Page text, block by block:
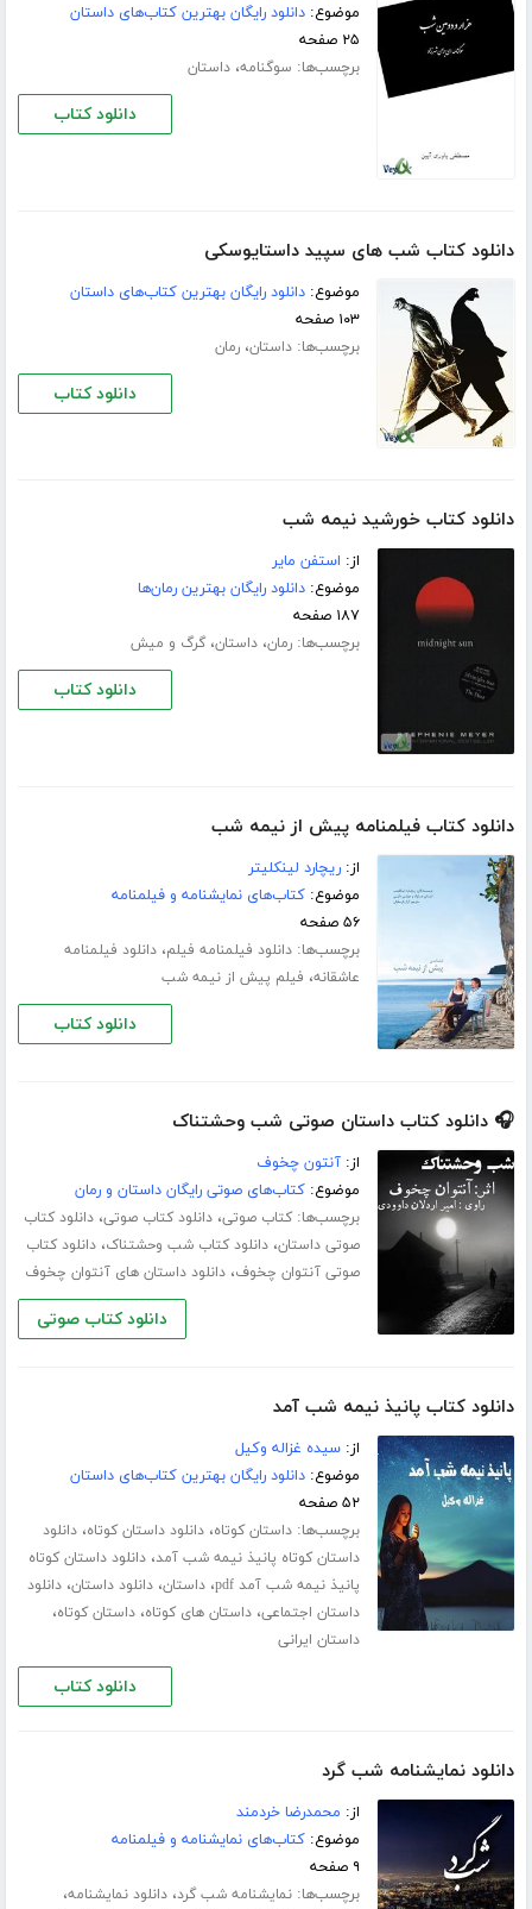
موضوع:دانلود رایگان بهترین کتاب‌های داستان
۲۵ صفحه
برچسب‌ها: سوگنامه،داستان
دانلود کتاب
دانلود کتاب شب های سپید داستایوسکی
موضوع:دانلود رایگان بهترین کتاب‌های داستان
۱۰۳ صفحه
برچسب‌ها:داستان،رمان
دانلود کتاب
دانلود کتاب خورشید نیمه شب
از: استفن مایر
موضوع:دانلود رایگان بهترین رمان‌ها
۱۸۷ صفحه
برچسب‌ها:رمان،داستان،گرگ و میش
دانلود کتاب
دانلود کتاب فیلمنامه پیش از نیمه شب
از:ریچارد لینکلیتر
موضوع:کتاب‌های نمایشنامه و فیلمنامه
۵۶ صفحه
برچسب‌ها:دانلود فیلمنامه فیلم،دانلود فیلمنامه
عاشقانه، فیلم پیش از نیمه شب
دانلود کتاب
🎧 دانلود کتاب داستان صوتی شب وحشتناک
از:آنتون چخوف
موضوع:کتاب‌های صوتی رایگان داستان و رمان
برچسب‌ها:کتاب صوتی،دانلود کتاب صوتی،دانلود کتاب
صوتی داستان،دانلود کتاب شب وحشتناک،دانلود کتاب
صوتی آنتوان چخوف،دانلود داستان های آنتوان چخوف
دانلود کتاب صوتی
دانلود کتاب پانیذ نیمه شب آمد
از:سیده غزاله وکیل
موضوع:دانلود رایگان بهترین کتاب‌های داستان
۵۲ صفحه
برچسب‌ها:داستان کوتاه،دانلود داستان کوتاه،دانلود
داستان کوتاه پانیذ نیمه شب آمد،دانلود داستان کوتاه
پانیذ نیمه شب آمد pdf
،داستان،دانلود داستان،دانلود
داستان اجتماعی،داستان های کوتاه،داستان کوتاه،
داستان ایرانی
دانلود کتاب
دانلود نمایشنامه شب گرد
از: محمدرضا خردمند
موضوع:کتاب‌های نمایشنامه و فیلمنامه
۹ صفحه
برچسب‌ها:نمایشنامه شب گرد،دانلود نمایشنامه،